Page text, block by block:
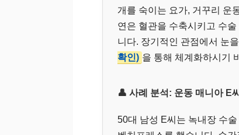
개를 숙이는 요가, 거꾸리 운
연은 혈관을 수축시키고 수
니다. 장기적인 관점에서 눈
확인) 을 통해 체계화하시기
👤 사례 분석: 운동 매니아 E
50대 남성 E씨는 녹내장 수